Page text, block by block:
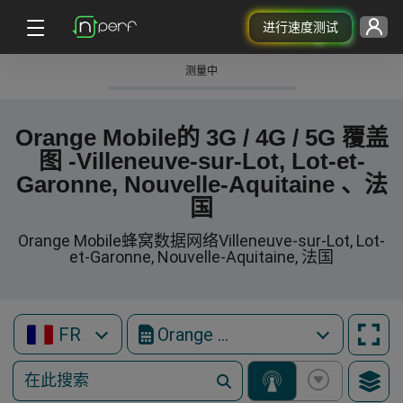
进行速度测试
测量中
Orange Mobile的 3G / 4G / 5G 覆盖
图 -Villeneuve-sur-Lot, Lot-et-
Garonne, Nouvelle-Aquitaine 、法
国
Orange Mobile蜂窝数据网络Villeneuve-sur-Lot, Lot-
et-Garonne, Nouvelle-Aquitaine, 法国
FR Orange Mobile